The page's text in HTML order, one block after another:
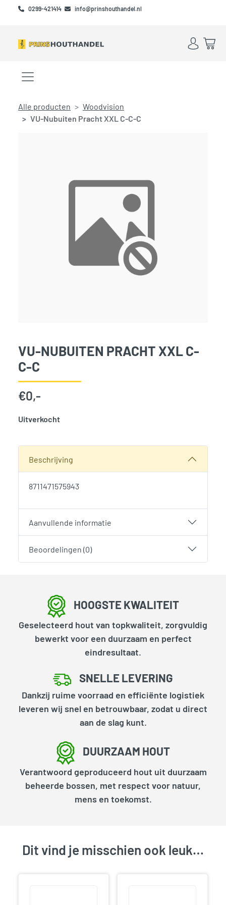
Skip to main content
Skip to footer
0299-421414 info@prinshouthandel.nl
Account
Menu openen/sluiten
Alle producten
Woodvision
VU-Nubuiten Pracht XXL C-C-C
VU-NUBUITEN PRACHT XXL C-
C-C
€0,-
Uitverkocht
Beschrijving
8711471575943
Aanvullende informatie
Beoordelingen (0)
HOOGSTE KWALITEIT
Geselecteerd hout van topkwaliteit, zorgvuldig
bewerkt voor een duurzaam en perfect
eindresultaat.
SNELLE LEVERING
Dankzij ruime voorraad en efficiënte logistiek
leveren wij snel en betrouwbaar, zodat u direct
aan de slag kunt.
DUURZAAM HOUT
Verantwoord geproduceerd hout uit duurzaam
beheerde bossen, met respect voor natuur,
mens en toekomst.
Dit vind je misschien ook leuk…